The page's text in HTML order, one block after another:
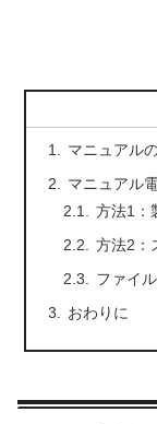
マニュアル
マニュアル
方法1：
方法2：
ファイ
おわりに